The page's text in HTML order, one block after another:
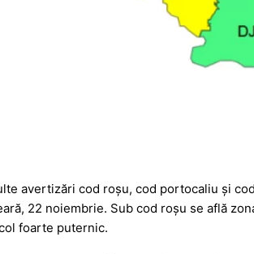
avertizări cod roșu, cod portocaliu și
22 noiembrie. Sub cod roșu se află
foarte puternic.